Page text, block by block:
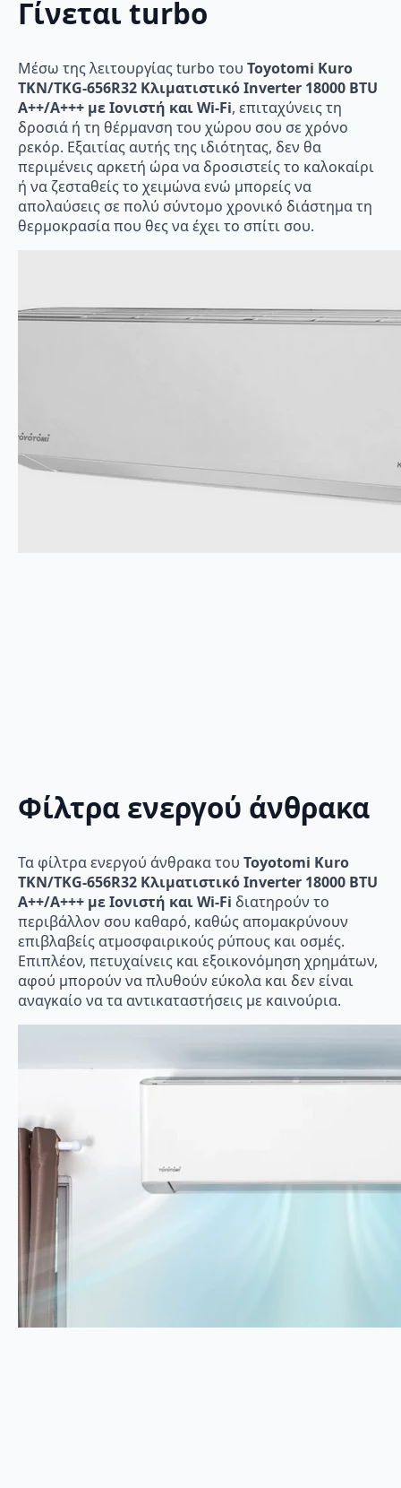
Γίνεται turbo
Μέσω της λειτουργίας turbo του Toyotomi Kuro
TKN/TKG-656R32 Κλιματιστικό Inverter 18000 BTU
A++/A+++ με Ιονιστή και Wi-Fi, επιταχύνεις τη
δροσιά ή τη θέρμανση του χώρου σου σε χρόνο
ρεκόρ. Εξαιτίας αυτής της ιδιότητας, δεν θα
περιμένεις αρκετή ώρα να δροσιστείς το καλοκαίρι
ή να ζεσταθείς το χειμώνα ενώ μπορείς να
απολαύσεις σε πολύ σύντομο χρονικό διάστημα τη
θερμοκρασία που θες να έχει το σπίτι σου.
Φίλτρα ενεργού άνθρακα
Τα φίλτρα ενεργού άνθρακα του Toyotomi Kuro
TKN/TKG-656R32 Κλιματιστικό Inverter 18000 BTU
A++/A+++ με Ιονιστή και Wi-Fi διατηρούν το
περιβάλλον σου καθαρό, καθώς απομακρύνουν
επιβλαβείς ατμοσφαιρικούς ρύπους και οσμές.
Επιπλέον, πετυχαίνεις και εξοικονόμηση χρημάτων,
αφού μπορούν να πλυθούν εύκολα και δεν είναι
αναγκαίο να τα αντικαταστήσεις με καινούρια.